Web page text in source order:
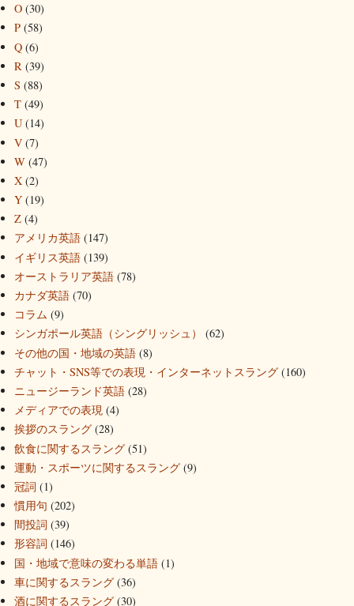
O (30)
P (58)
Q (6)
R (39)
S (88)
T (49)
U (14)
V (7)
W (47)
X (2)
Y (19)
Z (4)
アメリカ英語 (147)
イギリス英語 (139)
オーストラリア英語 (78)
カナダ英語 (70)
コラム (9)
シンガポール英語（シングリッシュ）
(62)
その他の国・地域の英語 (8)
チャット・SNS等での表現・インターネットスラング (160)
ニュージーランド英語 (28)
メディアでの表現 (4)
挨拶のスラング (28)
飲食に関するスラング (51)
運動・スポーツに関するスラング (9)
冠詞 (1)
慣用句 (202)
間投詞 (39)
形容詞 (146)
国・地域で意味の変わる単語 (1)
車に関するスラング (36)
酒に関するスラング (30)